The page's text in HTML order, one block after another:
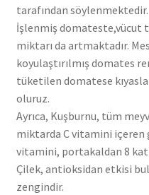
tarafından söylenmektedir.
İşlenmiş domateste,vücut
miktarı da artmaktadır.
koyulaştırılmış domates
tüketilen domatese
oluruz.
Ayrıca, Kuşburnu, tüm
miktarda C vitamini içeren
vitamini, portakaldan 8 kat
Çilek, antioksidan etkisi
zengindir.